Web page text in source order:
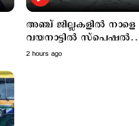
അഞ്ച് ജില്ലകളില്‍
വയനാട്ടില്‍ സ്പെഷല്‍
ക്ലാസുകള്‍ക്ക് അവധി
2 hours ago